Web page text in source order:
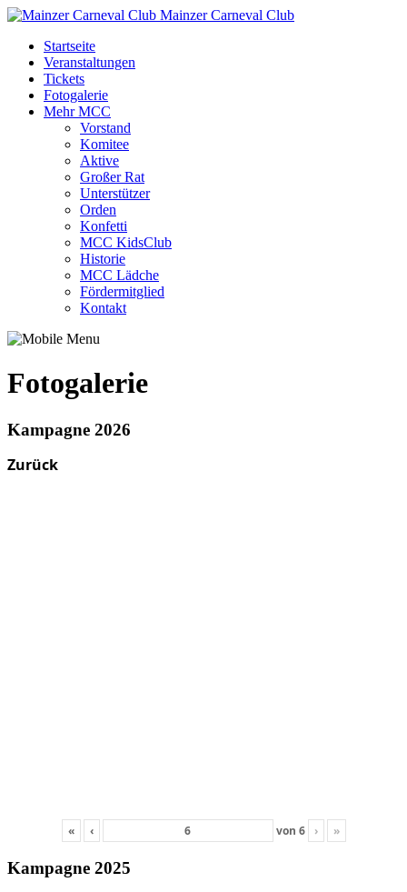
Mainzer Carneval Club
Startseite
Veranstaltungen
Tickets
Fotogalerie
Mehr MCC
Vorstand
Komitee
Aktive
Großer Rat
Unterstützer
Orden
Konfetti
MCC KidsClub
Historie
MCC Lädche
Fördermitglied
Kontakt
Fotogalerie
Kampagne 2026
Zurück
« ‹ von 6 › »
Kampagne 2025